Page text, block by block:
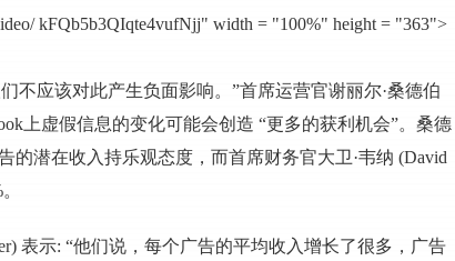
kFQb5b3QIqte4vufNjj" width = "100%" height = "363">
不应该对此产生负面影响。”首席运营官谢丽尔·桑德伯
上虚假信息的变化可能会创造 “更多的获利机会”。桑德
的潜在收入持乐观态度，而首席财务官大卫·韦纳 (David
表示: “他们说，每个广告的平均收入增长了很多，广告